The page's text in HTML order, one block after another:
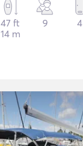
47 ft
14 m
9 4